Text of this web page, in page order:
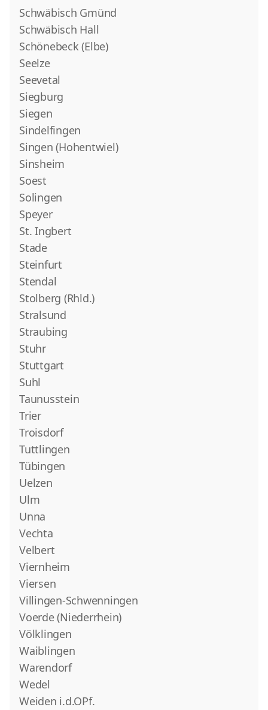
Schwäbisch Gmünd
Schwäbisch Hall
Schönebeck (Elbe)
Seelze
Seevetal
Siegburg
Siegen
Sindelfingen
Singen (Hohentwiel)
Sinsheim
Soest
Solingen
Speyer
St. Ingbert
Stade
Steinfurt
Stendal
Stolberg (Rhld.)
Stralsund
Straubing
Stuhr
Stuttgart
Suhl
Taunusstein
Trier
Troisdorf
Tuttlingen
Tübingen
Uelzen
Ulm
Unna
Vechta
Velbert
Viernheim
Viersen
Villingen-Schwenningen
Voerde (Niederrhein)
Völklingen
Waiblingen
Warendorf
Wedel
Weiden i.d.OPf.